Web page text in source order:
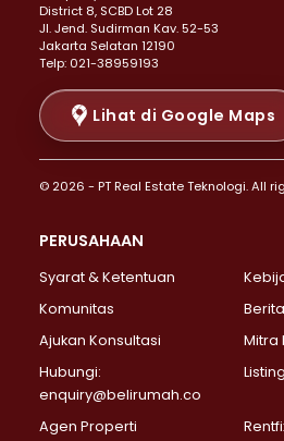
Properti Dijual di Senen >
Properti Dijual di Tanah Abang >
Properti Dijual di Cikini >
Properti Dijual di Kramat >
Properti Dijual di Pasar Baru >
Properti Dijual di Bendungan Hilir >
Properti Dijual di Jakarta
Properti Dijual di Lebak Bulus >
Properti Dijual di Gandaria Selatan
Properti Dijual di Pondok Labu >
Properti Dijual di Lenteng Agung >
Properti Dijual di Senayan >
Properti Dijual di Pondok Pinang >
District 8, SCBD Lot 28
JI. Jend. Sudirman Kav. 52-53
Jakarta Selatan 12190
Telp: 021-38959193
Lihat di Google Maps
© 2026 - PT Real Estate Teknologi. All
PERUSAHAAN
Syarat & Ketentuan
Komunitas
Ajukan Konsultasi
Mitra
Hubungi:
enquiry@belirumah.co
Agen Properti